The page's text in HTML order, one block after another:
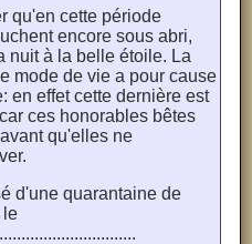
qu'en cette période
encore sous abri,
nuit à la belle étoile. La
mode de vie a pour cause
en effet cette dernière est
ces honorables bêtes
qu'elles ne
d'une quarantaine de
le